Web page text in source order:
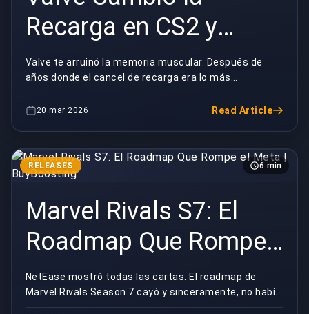
Recarga en CS2 y
Nadie Está Bien |
BuyBoosting
Valve te arruinó la memoria muscular. Después de
años donde el cancel de recarga era lo más
automático en Counter-Strike, Valve acaba de
rediseñar tod...
20 mar 2026 Read Article
RELEASES 6 min
Marvel Rivals S7: El
Roadmap Que Rompe
el Meta | BuyBoosting
NetEase mostró todas las cartas. El roadmap de
Marvel Rivals Season 7 cayó y sinceramente, no había
visto a la comunidad tan dividida desde el rework ...